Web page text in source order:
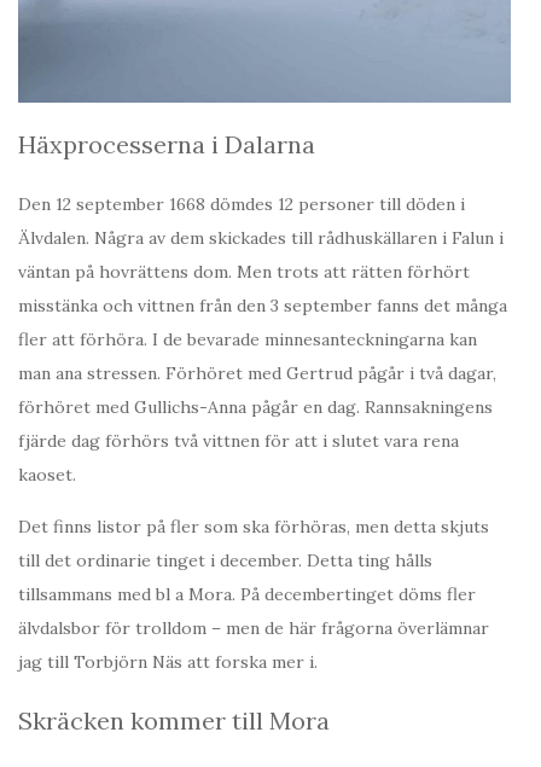
Häxprocesserna i Dalarna
Den 12 september 1668 dömdes 12 personer till döden i
Älvdalen. Några av dem skickades till rådhuskällaren i Falun i
väntan på hovrättens dom. Men trots att rätten förhört
misstänka och vittnen från den 3 september fanns det många
fler att förhöra. I de bevarade minnesanteckningarna kan
man ana stressen. Förhöret med Gertrud pågår i två dagar,
förhöret med Gullichs-Anna pågår en dag. Rannsakningens
fjärde dag förhörs två vittnen för att i slutet vara rena
kaoset.
Det finns listor på fler som ska förhöras, men detta skjuts
till det ordinarie tinget i december. Detta ting hålls
tillsammans med bl a Mora. På decembertinget döms fler
älvdalsbor för trolldom – men de här frågorna överlämnar
jag till Torbjörn Näs att forska mer i.
Skräcken kommer till Mora